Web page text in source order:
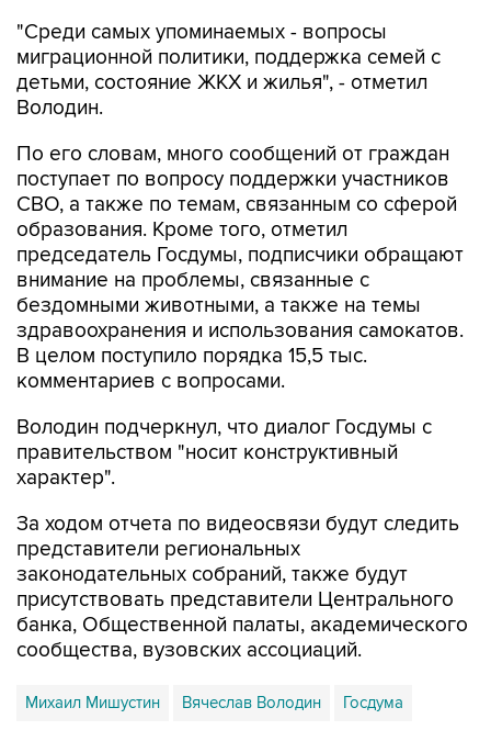
"Среди самых упоминаемых - вопросы
миграционной политики, поддержка семей с
детьми, состояние ЖКХ и жилья", - отметил
Володин.
По его словам, много сообщений от граждан
поступает по вопросу поддержки участников
СВО, а также по темам, связанным со сферой
образования. Кроме того, отметил
председатель Госдумы, подписчики обращают
внимание на проблемы, связанные с
бездомными животными, а также на темы
здравоохранения и использования самокатов.
В целом поступило порядка 15,5 тыс.
комментариев с вопросами.
Володин подчеркнул, что диалог Госдумы с
правительством "носит конструктивный
характер".
За ходом отчета по видеосвязи будут следить
представители региональных
законодательных собраний, также будут
присутствовать представители Центрального
банка, Общественной палаты, академического
сообщества, вузовских ассоциаций.
Михаил Мишустин Вячеслав Володин Госдума